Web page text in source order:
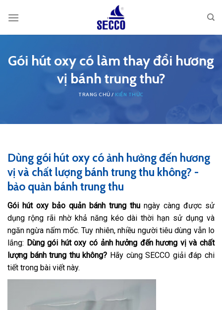
KIẾN THỨC
Gói hút oxy có làm thay đổi hương
vị bánh trung thu?
Dùng gói hút oxy có ảnh hưởng đến hương
vị và chất lượng bánh trung thu không? -
bảo quản bánh trung thu
Gói hút oxy bảo quản bánh trung thu ngày càng được sử
dụng rộng rãi nhờ khả năng kéo dài thời hạn sử dụng và
ngăn ngừa nấm mốc. Tuy nhiên, nhiều người tiêu dùng vẫn lo
lắng: Dùng gói hút oxy có ảnh hưởng đến hương vị và chất
lượng bánh trung thu không? Hãy cùng SECCO giải đáp chi
tiết trong bài viết này.